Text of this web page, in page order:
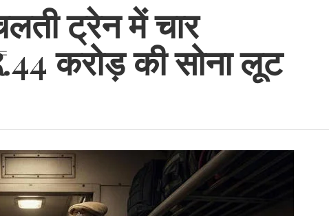
ट्रेन में चार
करोड़ की सोना लूट